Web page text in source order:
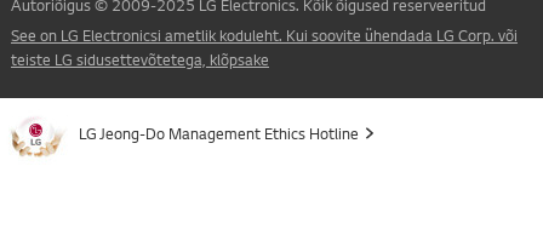
Autoriõigus © 2009-2025 LG Electronics. Kõik õigused reserveeritud
See on LG Electronicsi ametlik koduleht. Kui soovite ühendada LG Corp. või
teiste LG sidusettevõtetega, klõpsake
LG Jeong-Do Management Ethics Hotline